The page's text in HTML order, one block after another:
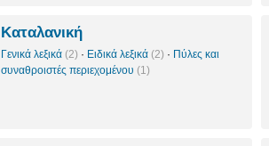
Καταλανική
Γενικά λεξικά (2) · Ειδικά λεξικά (2) · Πύλες και
συναθροιστές περιεχομένου (1)